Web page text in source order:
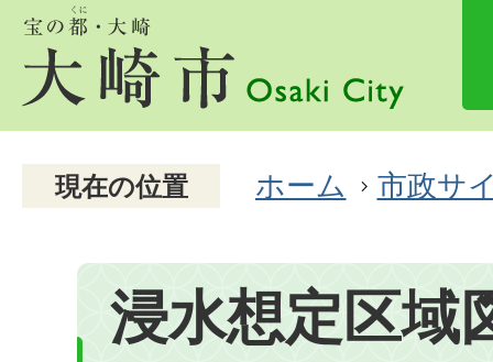
現在の位置 ホーム 市政サ
浸水想定区域